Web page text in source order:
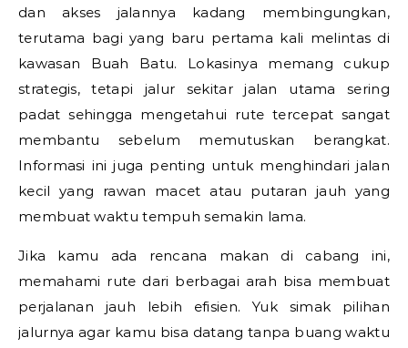
dan akses jalannya kadang membingungkan,
terutama bagi yang baru pertama kali melintas di
kawasan Buah Batu. Lokasinya memang cukup
strategis, tetapi jalur sekitar jalan utama sering
padat sehingga mengetahui rute tercepat sangat
membantu sebelum memutuskan berangkat.
Informasi ini juga penting untuk menghindari jalan
kecil yang rawan macet atau putaran jauh yang
membuat waktu tempuh semakin lama.
Jika kamu ada rencana makan di cabang ini,
memahami rute dari berbagai arah bisa membuat
perjalanan jauh lebih efisien. Yuk simak pilihan
jalurnya agar kamu bisa datang tanpa buang waktu